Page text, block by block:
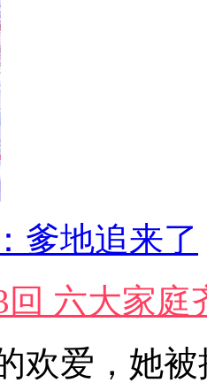
爹地追来了
回 六大家庭
欢爱，她